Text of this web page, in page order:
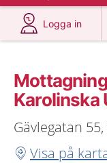
Logga in
på 1177.se
Gävlegatan
Visa på